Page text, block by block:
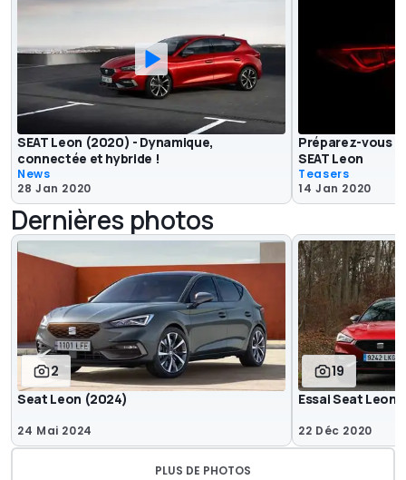
SEAT Leon (2020) - Dynamique,
connectée et hybride !
News
28 Jan 2020
Préparez-vous
SEAT Leon
Teasers
14 Jan 2020
Dernières photos
2
Seat Leon (2024)
24 Mai 2024
19
Essai Seat Leon
22 Déc 2020
PLUS DE PHOTOS